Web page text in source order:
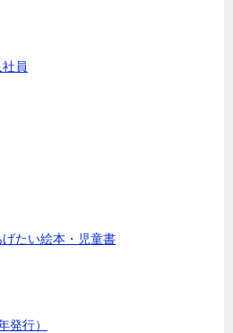
員
たい絵本・児童書
発行）